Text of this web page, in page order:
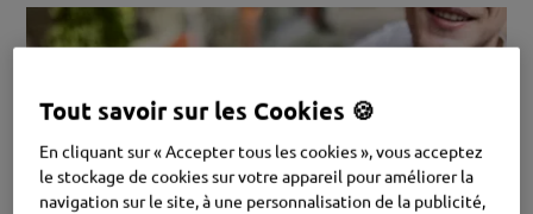
Tout savoir sur les Cookies 🍪
En cliquant sur « Accepter tous les cookies », vous acceptez
le stockage de cookies sur votre appareil pour améliorer la
navigation sur le site, à une personnalisation de la publicité,